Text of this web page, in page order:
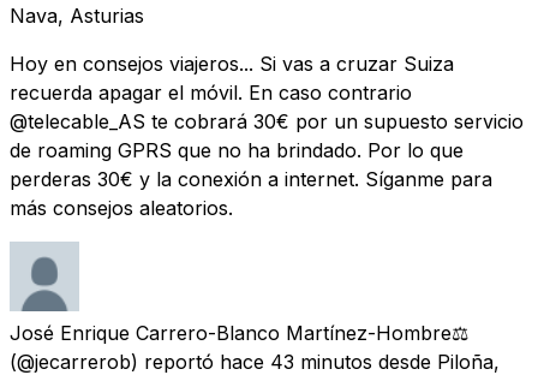
Nava, Asturias
Hoy en consejos viajeros... Si vas a cruzar Suiza
recuerda apagar el móvil. En caso contrario
@telecable_AS te cobrará 30€ por un supuesto servicio
de roaming GPRS que no ha brindado. Por lo que
perderas 30€ y la conexión a internet. Síganme para
más consejos aleatorios.
José Enrique Carrero-Blanco Martínez-Hombre⚖️
(@jecarrerob) reportó hace 43 minutos desde Piloña,